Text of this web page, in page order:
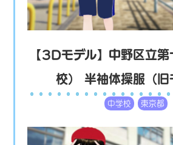
【3Dモデル】中野区立
校） 半袖体操服（旧
中学校 東京都